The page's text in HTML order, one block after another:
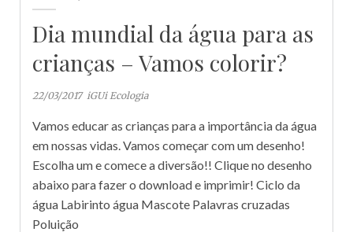
Dia mundial da água para as
crianças – Vamos colorir?
22/03/2017 iGUi Ecologia
Vamos educar as crianças para a importância da água
em nossas vidas. Vamos começar com um desenho!
Escolha um e comece a diversão!! Clique no desenho
abaixo para fazer o download e imprimir! Ciclo da
água Labirinto água Mascote Palavras cruzadas
Poluição